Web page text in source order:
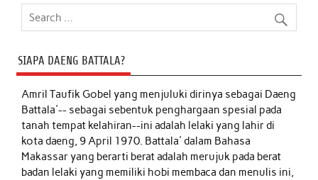
SIAPA DAENG BATTALA?
Amril Taufik Gobelyang menjuluki dirinya sebagai Daeng
Battala'-- sebagai sebentuk penghargaan spesial pada
tanah tempat kelahiran--ini adalah lelaki yang lahir di
kota daeng, 9 April 1970. Battala' dalam Bahasa
Makassar yang berarti berat adalah merujuk pada berat
badan lelaki yang memiliki hobi membaca dan menulis ini,